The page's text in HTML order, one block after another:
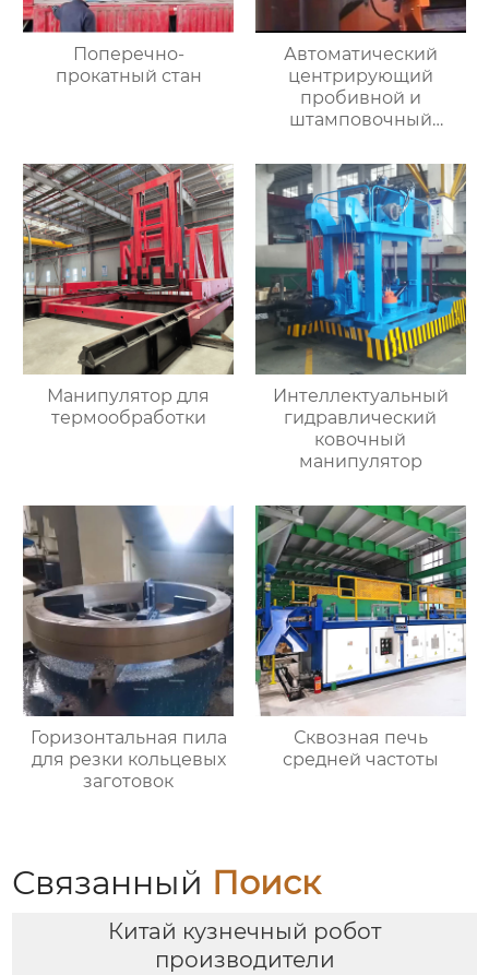
Поперечно-
прокатный стан
Автоматический
центрирующий
пробивной и
штамповочный
пресс
Манипулятор для
термообработки
Интеллектуальный
гидравлический
ковочный
манипулятор
Горизонтальная пила
для резки кольцевых
заготовок
Сквозная печь
средней частоты
Связанный Поиск
Китай кузнечный робот
производители